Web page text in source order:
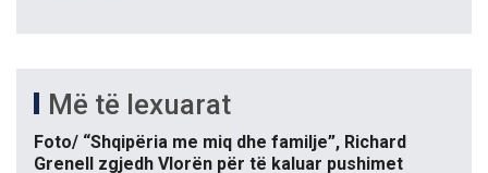
Më të lexuarat
Foto/ “Shqipëria me miq dhe familje”, Richard
Grenell zgjedh Vlorën për të kaluar pushimet